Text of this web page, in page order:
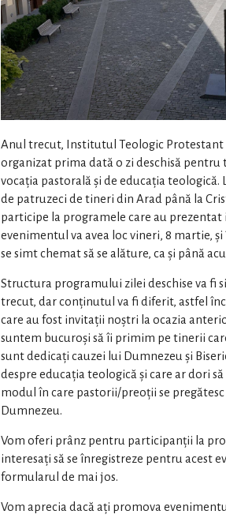
Anul trecut, Institutul Teologic Protestant
organizat prima dată o zi deschisă pentru
vocația pastorală și de educația
de patruzeci de tineri din Arad până la
participe la programele care au
evenimentul va avea loc vineri, 8 martie,
se simt chemat să se alăture, ca și până
Structura programului zilei deschise va fi
trecut, dar conținutul va fi diferit, astfel
care au fost invitații noștri la ocazia
suntem bucuroși să îi primim pe tinerii
sunt dedicați cauzei lui Dumnezeu și
despre educația teologică și care ar dori
modul în care pastorii/preoții se
Dumnezeu.
Vom oferi prânz pentru participanții la
interesați să se înregistreze pentru acest
formularul de mai jos.
Vom aprecia dacă ați promova